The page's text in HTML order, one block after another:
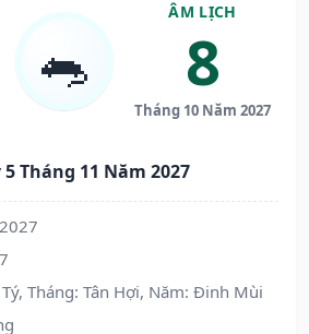
🐀
ÂM LỊCH
8
Tháng 10 Năm 2027
Tháng 11 Năm 2027
Tháng: Tân Hợi, Năm: Đinh Mùi